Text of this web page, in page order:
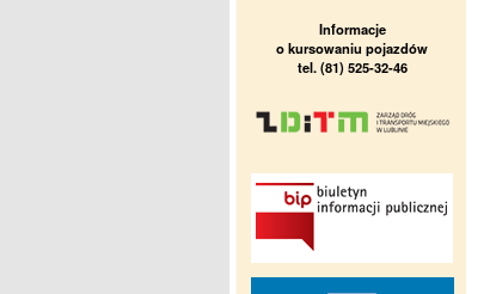
Informacje
o kursowaniu pojazdów
tel. (81) 525-32-46